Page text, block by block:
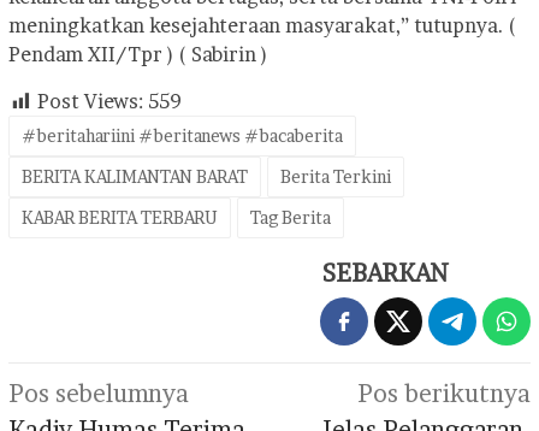
meningkatkan kesejahteraan masyarakat,” tutupnya. (
Pendam XII/Tpr ) ( Sabirin )
Post Views: 559
#beritahariini #beritanews #bacaberita
BERITA KALIMANTAN BARAT
Berita Terkini
KABAR BERITA TERBARU
Tag Berita
SEBARKAN
Navigasi
Pos sebelumnya
Pos berikutnya